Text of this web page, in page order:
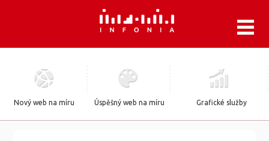
Nový web na míru Úspěšný web na míru Grafické služby